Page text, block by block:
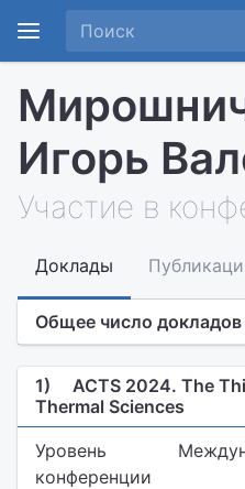
Игорь
Участие в
Доклады
Общее число
1)
ACTS 2024. The
Thermal Sciences
Уровень
конференции